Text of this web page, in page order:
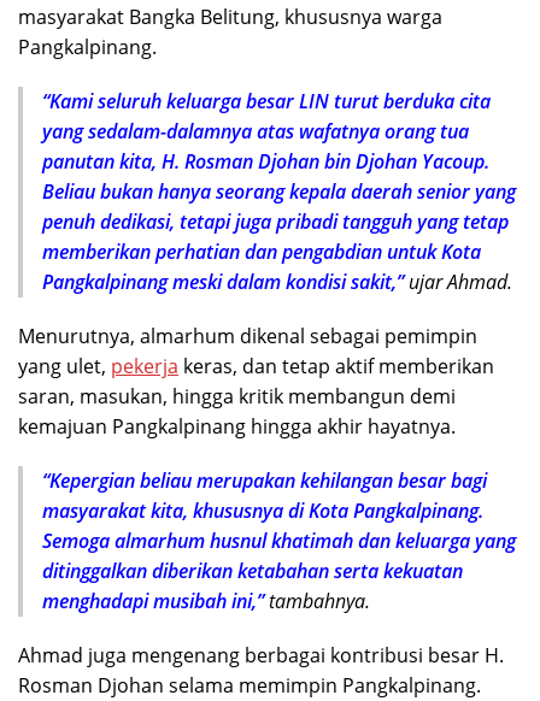
masyarakat Bangka Belitung, khususnya warga
Pangkalpinang.
“Kami seluruh keluarga besar LIN turut berduka cita
yang sedalam-dalamnya atas wafatnya orang tua
panutan kita, H. Rosman Djohan bin Djohan Yacoup.
Beliau bukan hanya seorang kepala daerah senior yang
penuh dedikasi, tetapi juga pribadi tangguh yang tetap
memberikan perhatian dan pengabdian untuk Kota
Pangkalpinang meski dalam kondisi sakit,”ujar Ahmad.
Menurutnya, almarhum dikenal sebagai pemimpin
yang ulet, pekerja keras, dan tetap aktif memberikan
saran, masukan, hingga kritik membangun demi
kemajuan Pangkalpinang hingga akhir hayatnya.
“Kepergian beliau merupakan kehilangan besar bagi
masyarakat kita, khususnya di Kota Pangkalpinang.
Semoga almarhum husnul khatimah dan keluarga yang
ditinggalkan diberikan ketabahan serta kekuatan
menghadapi musibah ini,”tambahnya.
Ahmad juga mengenang berbagai kontribusi besar H.
Rosman Djohan selama memimpin Pangkalpinang.